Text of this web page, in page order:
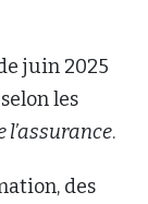
juin 2025
les
l’assurance.
des